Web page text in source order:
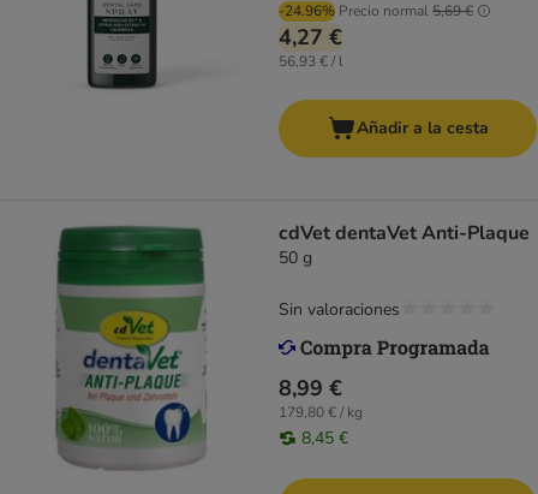
-24.96% Precio normal5,69 €
4,27 €
56,93 € / l
Añadir a la cesta
cdVet dentaVet Anti-Plaque
50 g
8,99 €
179,80 € / kg
8,45 €
Sin valoraciones